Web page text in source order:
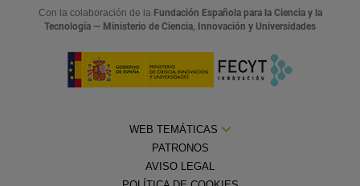
Con la colaboración de la Fundación Española para la Ciencia y la
Tecnología — Ministerio de Ciencia, Innovación y Universidades
WEB TEMÁTICAS
PATRONOS
AVISO LEGAL